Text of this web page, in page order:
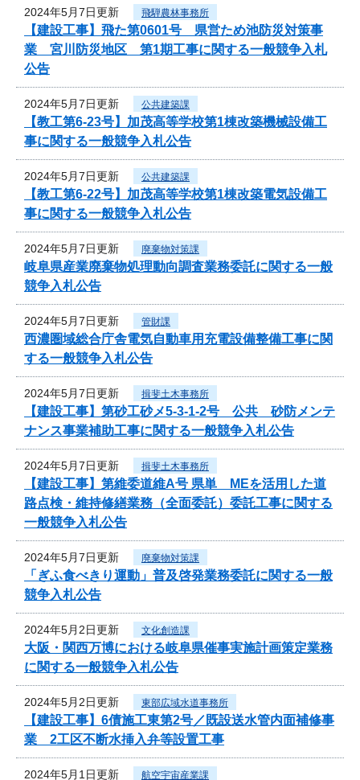
2024年5月7日更新 飛騨農林事務所
【建設工事】飛た第0601号 県営ため池防災対策事
業 宮川防災地区 第1期工事に関する一般競争入札
公告
2024年5月7日更新 公共建築課
【教工第6-23号】加茂高等学校第1棟改築機械設備工
事に関する一般競争入札公告
2024年5月7日更新 公共建築課
【教工第6-22号】加茂高等学校第1棟改築電気設備工
事に関する一般競争入札公告
2024年5月7日更新 廃棄物対策課
岐阜県産業廃棄物処理動向調査業務委託に関する一般
競争入札公告
2024年5月7日更新 管財課
西濃圏域総合庁舎電気自動車用充電設備整備工事に関
する一般競争入札公告
2024年5月7日更新 揖斐土木事務所
【建設工事】第砂工砂メ5-3-1-2号 公共 砂防メンテ
ナンス事業補助工事に関する一般競争入札公告
2024年5月7日更新 揖斐土木事務所
【建設工事】第維委道維A号 県単 MEを活用した道
路点検・維持修繕業務（全面委託）委託工事に関する
一般競争入札公告
2024年5月7日更新 廃棄物対策課
「ぎふ食べきり運動」普及啓発業務委託に関する一般
競争入札公告
2024年5月2日更新 文化創造課
大阪・関西万博における岐阜県催事実施計画策定業務
に関する一般競争入札公告
2024年5月2日更新 東部広域水道事務所
【建設工事】6債施工東第2号／既設送水管内面補修事
業 2工区不断水挿入弁等設置工事
2024年5月1日更新 航空宇宙産業課